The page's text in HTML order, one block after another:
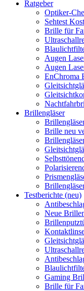
Ratgeber
Optiker-
Sehtest
Brille für
Augen
Augen
EnChroma
Brillengläser
Brille neu
Testberichte (neu)
Neue
Gaming
Brille für